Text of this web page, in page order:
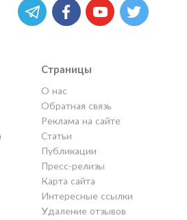
Страницы
О нас
Обратная связь
Реклама на сайте
Статьи
Публикации
Пресс-релизы
Карта сайта
Интересные ссылки
Удаление отзывов